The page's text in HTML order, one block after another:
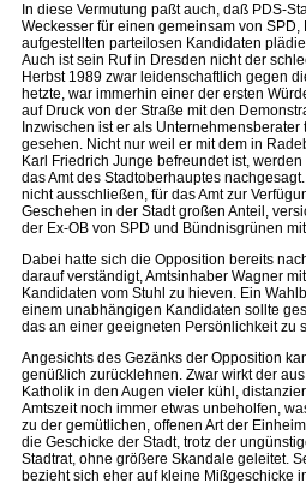
In diese Vermutung paßt auch, daß PDS-
Weckesser für einen gemeinsam von
aufgestellten parteilosen Kandidaten
Auch ist sein Ruf in Dresden nicht der
Herbst 1989 zwar leidenschaftlich gegen
hetzte, war immerhin einer der ersten
auf Druck von der Straße mit den
Inzwischen ist er als
gesehen. Nicht nur weil er mit dem in
Karl Friedrich Junge befreundet ist,
das Amt des Stadtoberhauptes
nicht ausschließen, für das Amt zur
Geschehen in der Stadt großen Anteil,
der Ex-OB von SPD und Bündnisgrünen
Dabei hatte sich die Opposition bereits
darauf verständigt, Amtsinhaber Wagner
Kandidaten vom Stuhl zu hieven. Ein
einem unabhängigen Kandidaten sollte
das an einer geeigneten Persönlichkeit zu
Angesichts des Gezänks der Opposition
genüßlich zurücklehnen. Zwar wirkt der
Katholik in den Augen vieler kühl,
Amtszeit noch immer etwas unbeholfen,
zu der gemütlichen, offenen Art der
die Geschicke der Stadt, trotz der
Stadtrat, ohne größere Skandale geleitet.
bezieht sich eher auf kleine Mißgeschicke